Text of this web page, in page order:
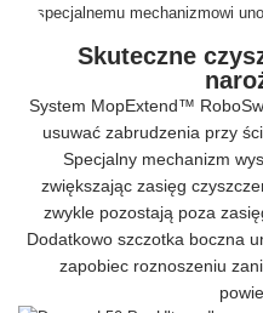
Skuteczne
System MopExtend™
usuwać zabrudzenia przy
Specjalny mechanizm
zwiększając zasięg
zwykle pozostają poza
Dodatkowo szczotka boczna
zapobiec roznoszeniu